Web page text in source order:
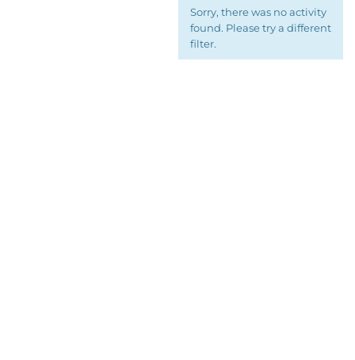
Sorry, there was no activity
found. Please try a different
filter.